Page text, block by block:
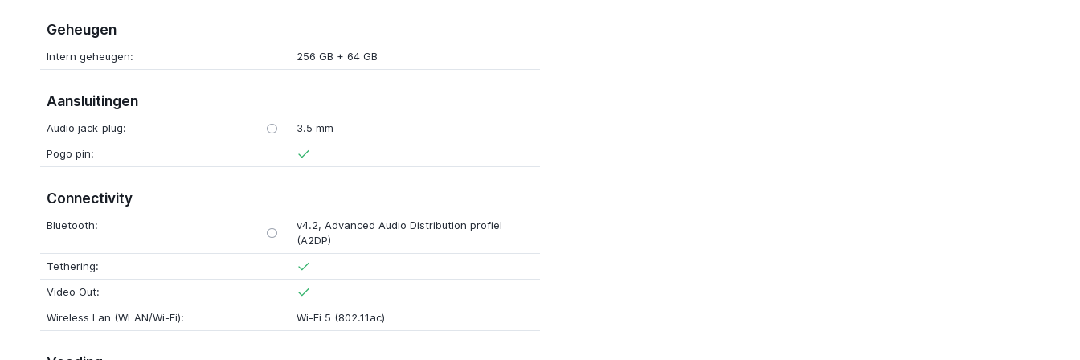
Geheugen
Intern geheugen: 256 GB + 64 GB
Aansluitingen
Audio jack-plug:
3.5 mm
Pogo pin:
Connectivity
Bluetooth:
v4.2, Advanced Audio Distribution profiel
(A2DP)
Tethering:
Video Out:
Wireless Lan (WLAN/Wi-Fi):
Wi-Fi 5 (802.11ac)